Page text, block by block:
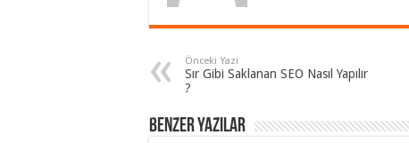
Önceki Yazı
Sır Gibi Saklanan SEO Nasıl Yapılır
?
Benzer Yazılar